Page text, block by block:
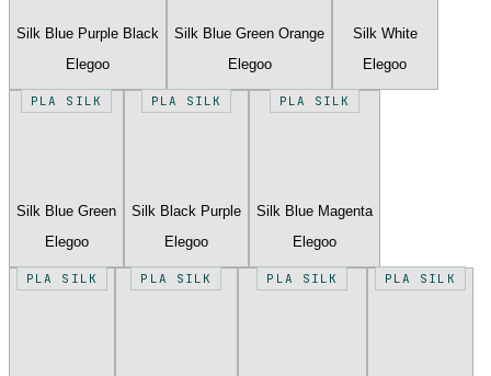
Silk Blue Purple Black
Elegoo
Silk Blue Green Orange
Elegoo
Silk White
Elegoo
PLA SILK
Silk Blue Green
Elegoo
PLA SILK
Silk Black Purple
Elegoo
PLA SILK
Silk Blue Magenta
Elegoo
PLA SILK PLA SILK PLA SILK PLA SILK